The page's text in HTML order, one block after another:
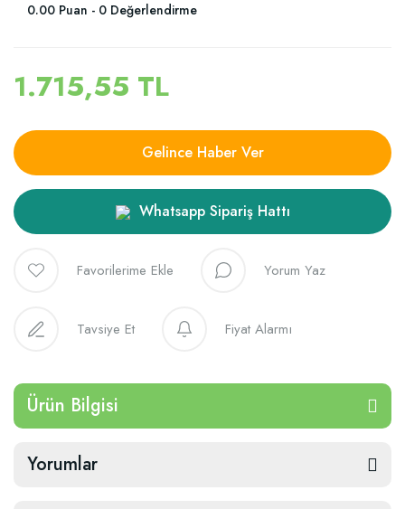
0.00 Puan - 0 Değerlendirme
1.715,55 TL
Gelince Haber Ver
Whatsapp Sipariş Hattı
Yorum Yaz
Tavsiye Et Fiyat Alarmı
Ürün Bilgisi
Yorumlar